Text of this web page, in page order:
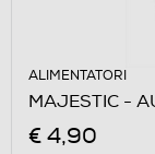
ALIMENTATORI
MAJESTIC -
€ 4,90